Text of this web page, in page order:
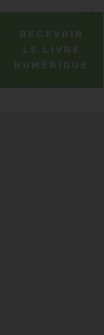
RECEVOIR
LE LIVRE
NUMÉRIQUE